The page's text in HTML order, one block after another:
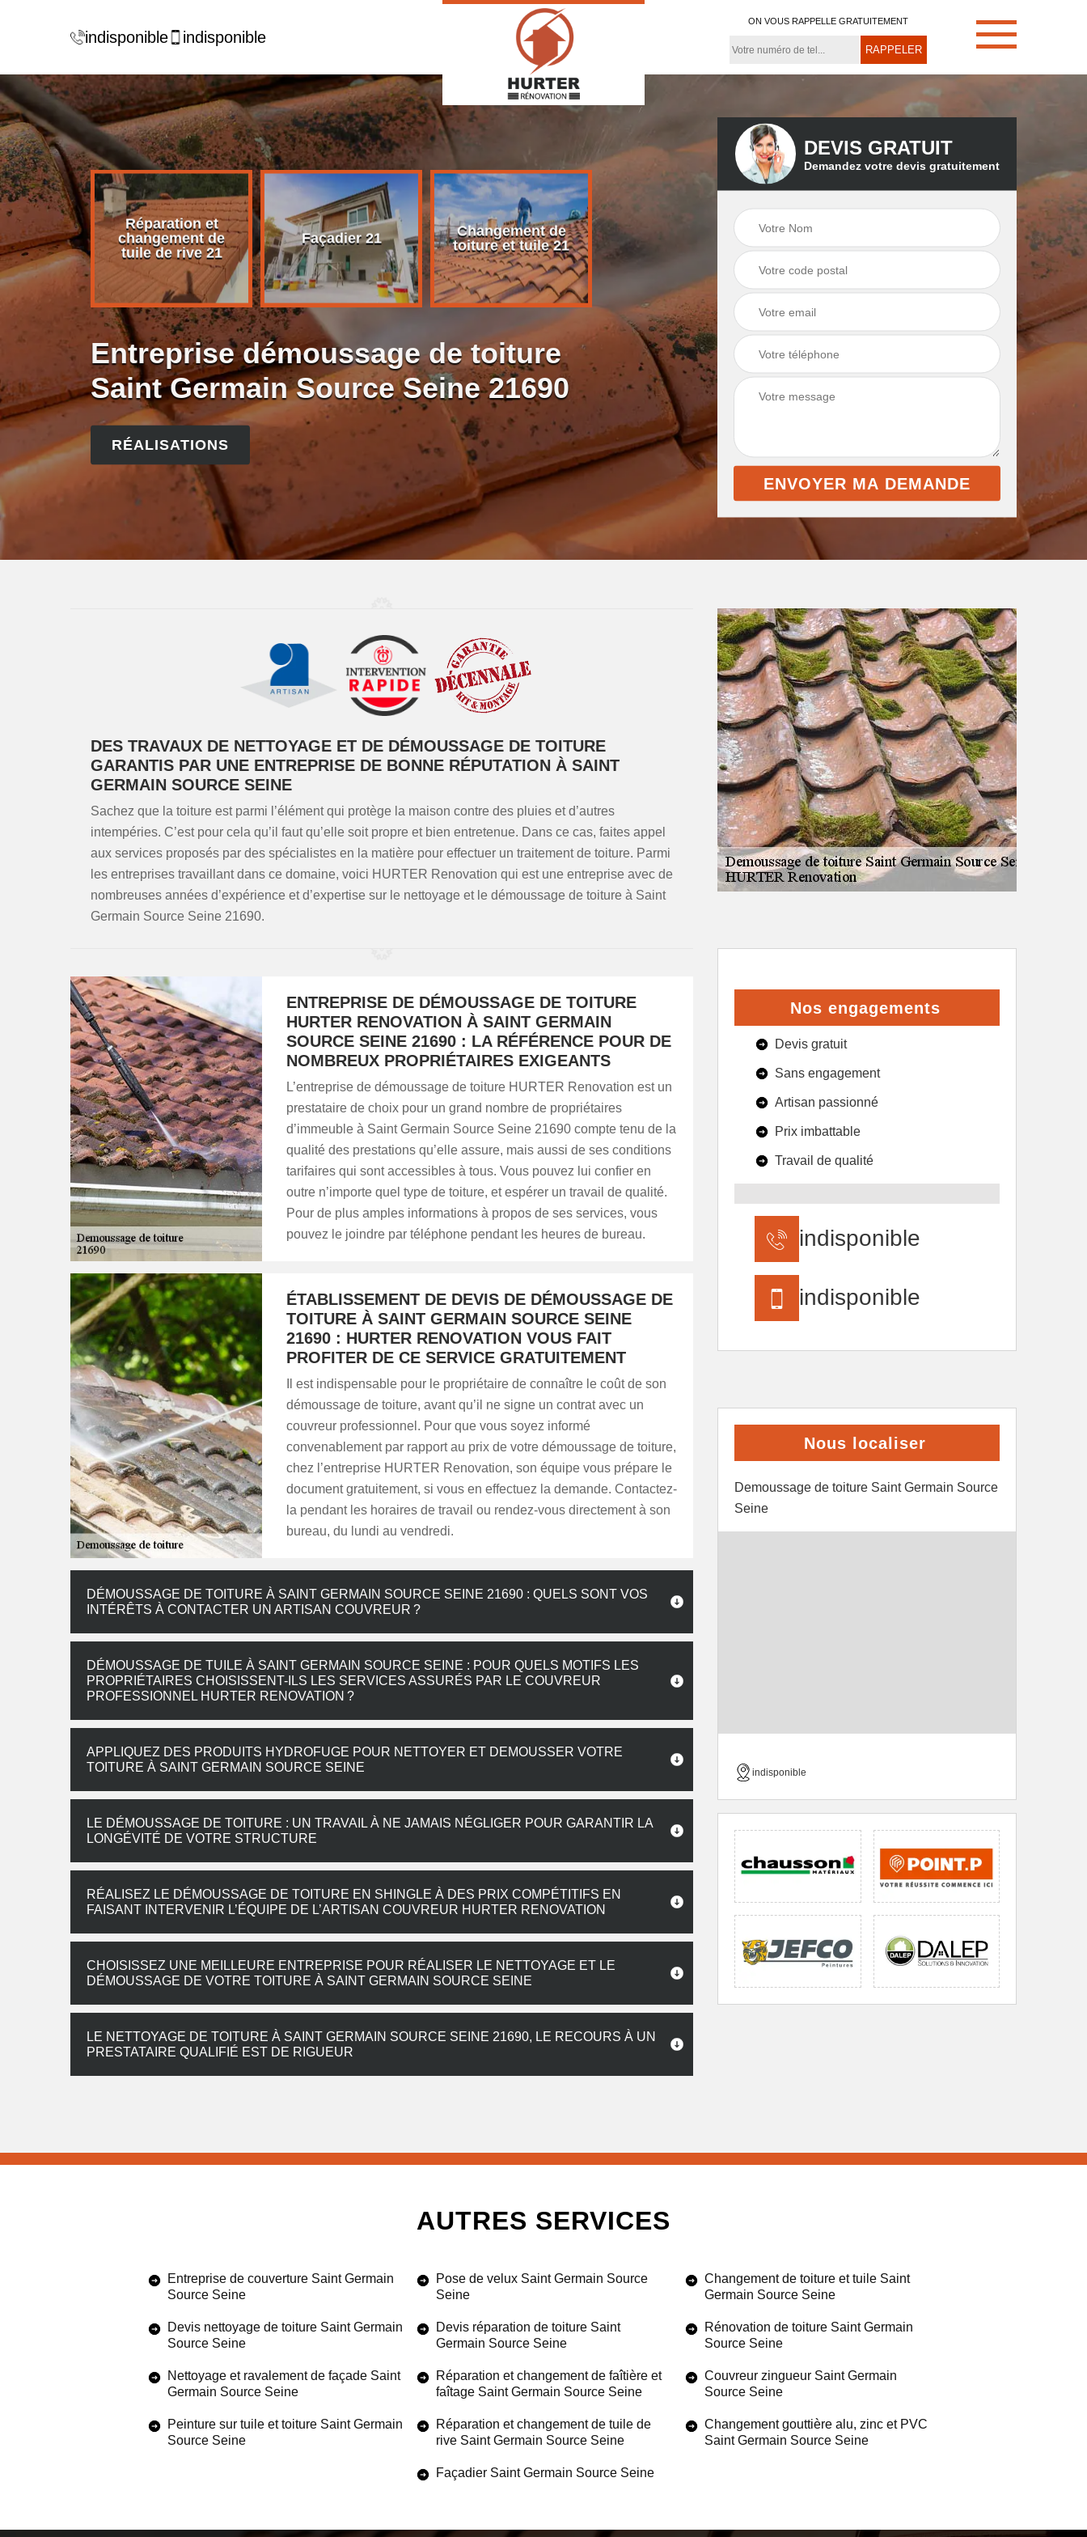
indisponible indisponible
ON VOUS RAPPELLE GRATUITEMENT
de
21
Réparation et
changement de
tuile de rive 21
Façadier 21
Changement de
toiture et tuile 21
Démoussage de
toiture 21
Couvreur zingueur
Entreprise démoussage de toiture
Saint Germain Source Seine 21690
RÉALISATIONS
DEVIS GRATUIT
Demandez votre devis gratuitement
DES TRAVAUX DE NETTOYAGE ET DE DÉMOUSSAGE DE TOITURE
GARANTIS PAR UNE ENTREPRISE DE BONNE RÉPUTATION À SAINT
GERMAIN SOURCE SEINE
Sachez que la toiture est parmi l’élément qui protège la maison contre des pluies et d’autres
intempéries. C’est pour cela qu’il faut qu’elle soit propre et bien entretenue. Dans ce cas, faites appel
aux services proposés par des spécialistes en la matière pour effectuer un traitement de toiture. Parmi
les entreprises travaillant dans ce domaine, voici HURTER Renovation qui est une entreprise avec de
nombreuses années d’expérience et d’expertise sur le nettoyage et le démoussage de toiture à Saint
Germain Source Seine 21690.
ENTREPRISE DE DÉMOUSSAGE DE TOITURE
HURTER RENOVATION À SAINT GERMAIN
SOURCE SEINE 21690 : LA RÉFÉRENCE POUR DE
NOMBREUX PROPRIÉTAIRES EXIGEANTS
L’entreprise de démoussage de toiture HURTER Renovation est un
prestataire de choix pour un grand nombre de propriétaires
d’immeuble à Saint Germain Source Seine 21690 compte tenu de la
qualité des prestations qu’elle assure, mais aussi de ses conditions
tarifaires qui sont accessibles à tous. Vous pouvez lui confier en
outre n’importe quel type de toiture, et espérer un travail de qualité.
Pour de plus amples informations à propos de ses services, vous
pouvez le joindre par téléphone pendant les heures de bureau.
ÉTABLISSEMENT DE DEVIS DE DÉMOUSSAGE DE
TOITURE À SAINT GERMAIN SOURCE SEINE
21690 : HURTER RENOVATION VOUS FAIT
PROFITER DE CE SERVICE GRATUITEMENT
Il est indispensable pour le propriétaire de connaître le coût de son
démoussage de toiture, avant qu’il ne signe un contrat avec un
couvreur professionnel. Pour que vous soyez informé
convenablement par rapport au prix de votre démoussage de toiture,
chez l’entreprise HURTER Renovation, son équipe vous prépare le
document gratuitement, si vous en effectuez la demande. Contactez-
la pendant les horaires de travail ou rendez-vous directement à son
bureau, du lundi au vendredi.
DÉMOUSSAGE DE TOITURE À SAINT GERMAIN SOURCE SEINE 21690 : QUELS SONT VOS
INTÉRÊTS À CONTACTER UN ARTISAN COUVREUR ?
DÉMOUSSAGE DE TUILE À SAINT GERMAIN SOURCE SEINE : POUR QUELS MOTIFS LES
PROPRIÉTAIRES CHOISISSENT-ILS LES SERVICES ASSURÉS PAR LE COUVREUR
PROFESSIONNEL HURTER RENOVATION ?
APPLIQUEZ DES PRODUITS HYDROFUGE POUR NETTOYER ET DEMOUSSER VOTRE
TOITURE À SAINT GERMAIN SOURCE SEINE
LE DÉMOUSSAGE DE TOITURE : UN TRAVAIL À NE JAMAIS NÉGLIGER POUR GARANTIR LA
LONGÉVITÉ DE VOTRE STRUCTURE
RÉALISEZ LE DÉMOUSSAGE DE TOITURE EN SHINGLE À DES PRIX COMPÉTITIFS EN
FAISANT INTERVENIR L’ÉQUIPE DE L’ARTISAN COUVREUR HURTER RENOVATION
CHOISISSEZ UNE MEILLEURE ENTREPRISE POUR RÉALISER LE NETTOYAGE ET LE
DÉMOUSSAGE DE VOTRE TOITURE À SAINT GERMAIN SOURCE SEINE
LE NETTOYAGE DE TOITURE À SAINT GERMAIN SOURCE SEINE 21690, LE RECOURS À UN
PRESTATAIRE QUALIFIÉ EST DE RIGUEUR
Nos engagements
Devis gratuit
Sans engagement
Artisan passionné
Prix imbattable
Travail de qualité
indisponible
indisponible
Nous localiser
Demoussage de toiture Saint Germain Source
Seine
indisponible
AUTRES SERVICES
Entreprise de couverture Saint Germain
Source Seine
Devis nettoyage de toiture Saint Germain
Source Seine
Nettoyage et ravalement de façade Saint
Germain Source Seine
Peinture sur tuile et toiture Saint Germain
Source Seine
Pose de velux Saint Germain Source
Seine
Devis réparation de toiture Saint
Germain Source Seine
Réparation et changement de faîtière et
faîtage Saint Germain Source Seine
Réparation et changement de tuile de
rive Saint Germain Source Seine
Façadier Saint Germain Source Seine
Changement de toiture et tuile Saint
Germain Source Seine
Rénovation de toiture Saint Germain
Source Seine
Couvreur zingueur Saint Germain
Source Seine
Changement gouttière alu, zinc et PVC
Saint Germain Source Seine